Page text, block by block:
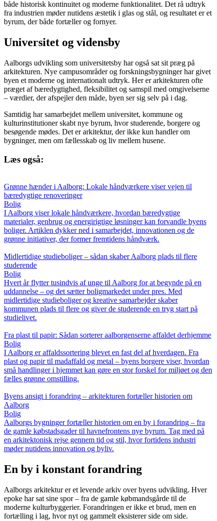
både historisk kontinuitet og moderne funktionalitet. Det rå udtryk
fra industrien møder nutidens æstetik i glas og stål, og resultatet er et
byrum, der både fortæller og fornyer.
Universitet og vidensby
Aalborgs udvikling som universitetsby har også sat sit præg på
arkitekturen. Nye campusområder og forskningsbygninger har givet
byen et moderne og internationalt udtryk. Her er arkitekturen ofte
præget af bæredygtighed, fleksibilitet og samspil med omgivelserne
– værdier, der afspejler den måde, byen ser sig selv på i dag.
Samtidig har samarbejdet mellem universitet, kommune og
kulturinstitutioner skabt nye byrum, hvor studerende, borgere og
besøgende mødes. Det er arkitektur, der ikke kun handler om
bygninger, men om fællesskab og liv mellem husene.
Læs også:
Grønne hænder i Aalborg: Lokale håndværkere viser vejen til
bæredygtige renoveringer
Bolig
I Aalborg viser lokale håndværkere, hvordan bæredygtige
materialer, genbrug og energirigtige løsninger kan forvandle byens
boliger. Artiklen dykker ned i samarbejdet, innovationen og de
grønne initiativer, der former fremtidens håndværk.
Midlertidige studieboliger – sådan skaber Aalborg plads til flere
studerende
Bolig
Hvert år flytter tusindvis af unge til Aalborg for at begynde på en
uddannelse – og det sætter boligmarkedet under pres. Med
midlertidige studieboliger og kreative samarbejder skaber
kommunen plads til flere og giver de studerende en tryg start på
studielivet.
Fra plast til papir: Sådan sorterer aalborgenserne affaldet derhjemme
Bolig
I Aalborg er affaldssortering blevet en fast del af hverdagen. Fra
plast og papir til madaffald og metal – byens borgere viser, hvordan
små handlinger i hjemmet kan gøre en stor forskel for miljøet og den
fælles grønne omstilling.
Byens ansigt i forandring – arkitekturen fortæller historien om
Aalborg
Bolig
Aalborgs bygninger fortæller historien om en by i forandring – fra
de gamle købstadsgader til havnefrontens nye byrum. Tag med på
en arkitektonisk rejse gennem tid og stil, hvor fortidens industri
møder nutidens innovation og byliv.
En by i konstant forandring
Aalborgs arkitektur er et levende arkiv over byens udvikling. Hver
epoke har sat sine spor – fra de gamle købmandsgårde til de
moderne kulturbyggerier. Forandringen er ikke et brud, men en
fortælling i lag, hvor nyt og gammelt eksisterer side om side.